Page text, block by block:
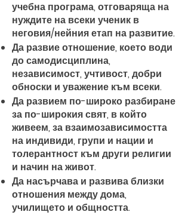
учебна програма, отговаряща на
нуждите на всеки ученик в
неговия/нейния етап на развитие.
Да развие отношение, което води
до самодисциплина,
независимост, учтивост, добри
обноски и уважение към всеки.
Да развием по-широко разбиране
за по-широкия свят, в който
живеем, за взаимозависимостта
на индивиди, групи и нации и
толерантност към други религии
и начин на живот.
Да насърчава и развива близки
отношения между дома,
училището и общността.